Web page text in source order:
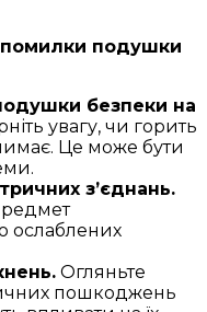
помилки подушки
безпеки на
увагу, чи горить
Це може бути
з’єднань.
ослаблених
Огляньте
пошкоджень